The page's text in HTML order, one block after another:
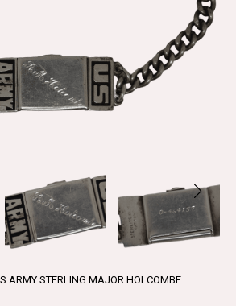
ARMY STERLING MAJOR HOLCOMBE